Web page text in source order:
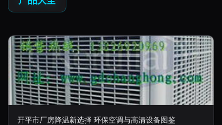
开平市厂房降温新选择 环保空调与高清设备图鉴